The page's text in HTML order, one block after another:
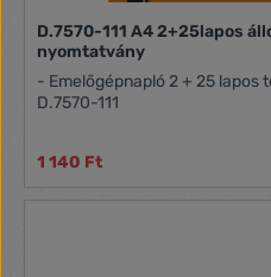
D.7570-111 A4 2+25lapos
nyomtatvány
- Emelőgépnapló 2 + 25
D.7570-111
1 140 Ft